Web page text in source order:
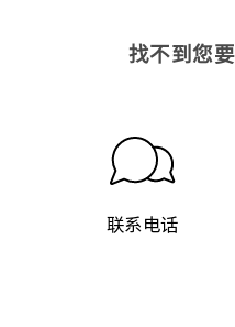
找不到您
联系电话